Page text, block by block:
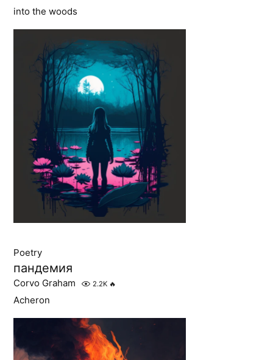
into the woods
Poetry
пандемия
Corvo Graham 2.2K 🔥
Acheron